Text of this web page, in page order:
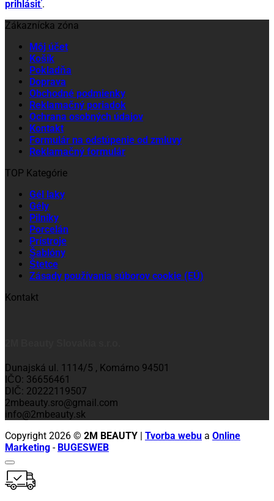
prihlásiť.
Zákaznícka zóna
Môj účet
Košík
Pokladňa
Doprava
Obchodné podmienky
Reklamačný poriadok
Ochrana osobných údajov
Kontakt
Formulár na odstúpenie od zmluvy
Reklamačný formulár
TOP Kategórie
Gél laky
Gély
Pilníky
Porcelán
Prístroje
Šablóny
Štetce
Zásady používania súborov cookie (EÚ)
Kontakt
Dunajská ul. 1114/5 , Komárno 94501
IČO: 36656461
DIČ: 20222119507
2mbeauty.sro@gmail.com
info@2mbeauty.sk
Copyright 2026 © 2M BEAUTY | Tvorba webu a Online
Marketing - BUGESWEB